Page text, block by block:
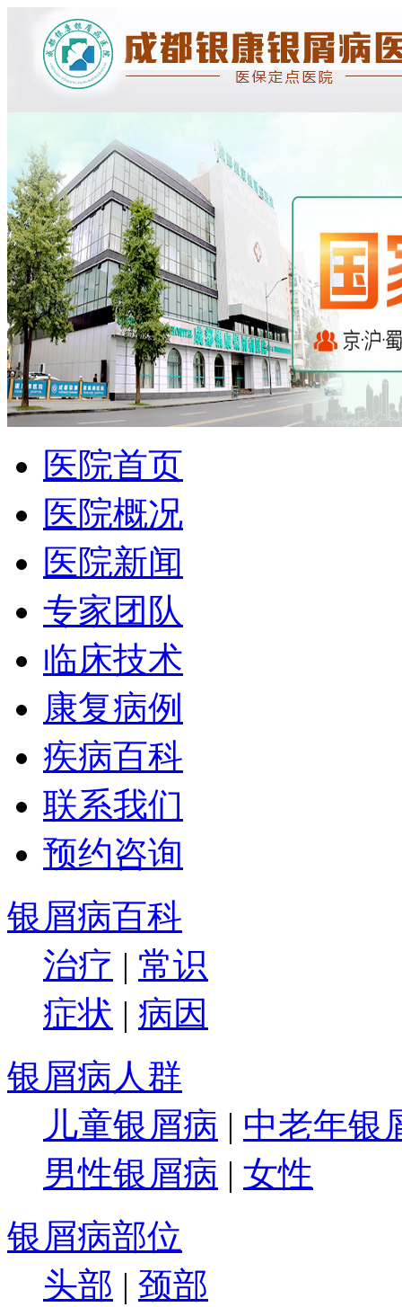
医院首页
医院概况
医院新闻
专家团队
临床技术
康复病例
疾病百科
联系我们
预约咨询
银屑病百科
治疗 | 常识
症状 | 病因
银屑病人群
儿童银屑病 | 中老年银
男性银屑病 | 女性
银屑病部位
头部 | 颈部